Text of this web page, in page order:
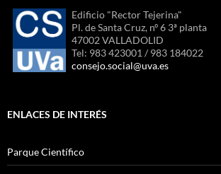
Edificio "Rector Tejerina"
Pl. de Santa Cruz, nº 6 3ª planta
47002 VALLADOLID
Tel: 983 423001 / 983 184022
consejo.social@uva.es
ENLACES DE INTERÉS
Parque Científico